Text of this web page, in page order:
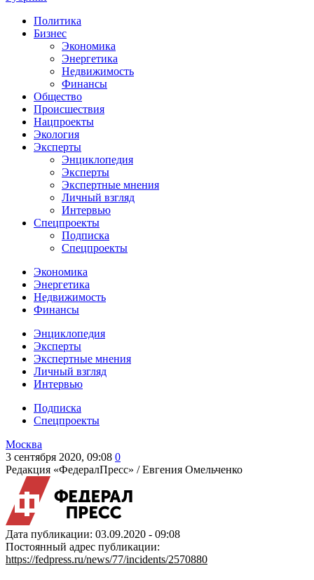
Политика
Бизнес
Экономика
Энергетика
Недвижимость
Финансы
Общество
Происшествия
Нацпроекты
Экология
Эксперты
Энциклопедия
Эксперты
Экспертные мнения
Личный взгляд
Интервью
Спецпроекты
Подписка
Спецпроекты
Экономика
Энергетика
Недвижимость
Финансы
Энциклопедия
Эксперты
Экспертные мнения
Личный взгляд
Интервью
Подписка
Спецпроекты
Москва
3 сентября 2020, 09:08 0
Редакция «ФедералПресс» /Евгения Омельченко
Дата публикации: 03.09.2020 - 09:08
Постоянный адрес публикации:
https://fedpress.ru/news/77/incidents/2570880